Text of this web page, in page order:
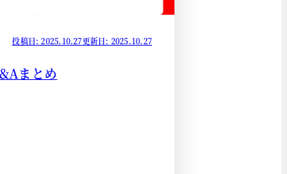
投稿日: 2025.10.27更新日: 2025.10.27
まとめ